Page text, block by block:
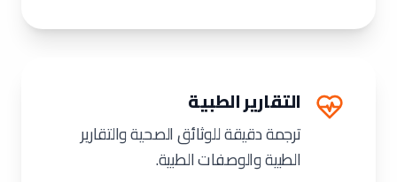
التقارير الطبية
ترجمة دقيقة للوثائق الصحية والتقارير
الطبية والوصفات الطبية.